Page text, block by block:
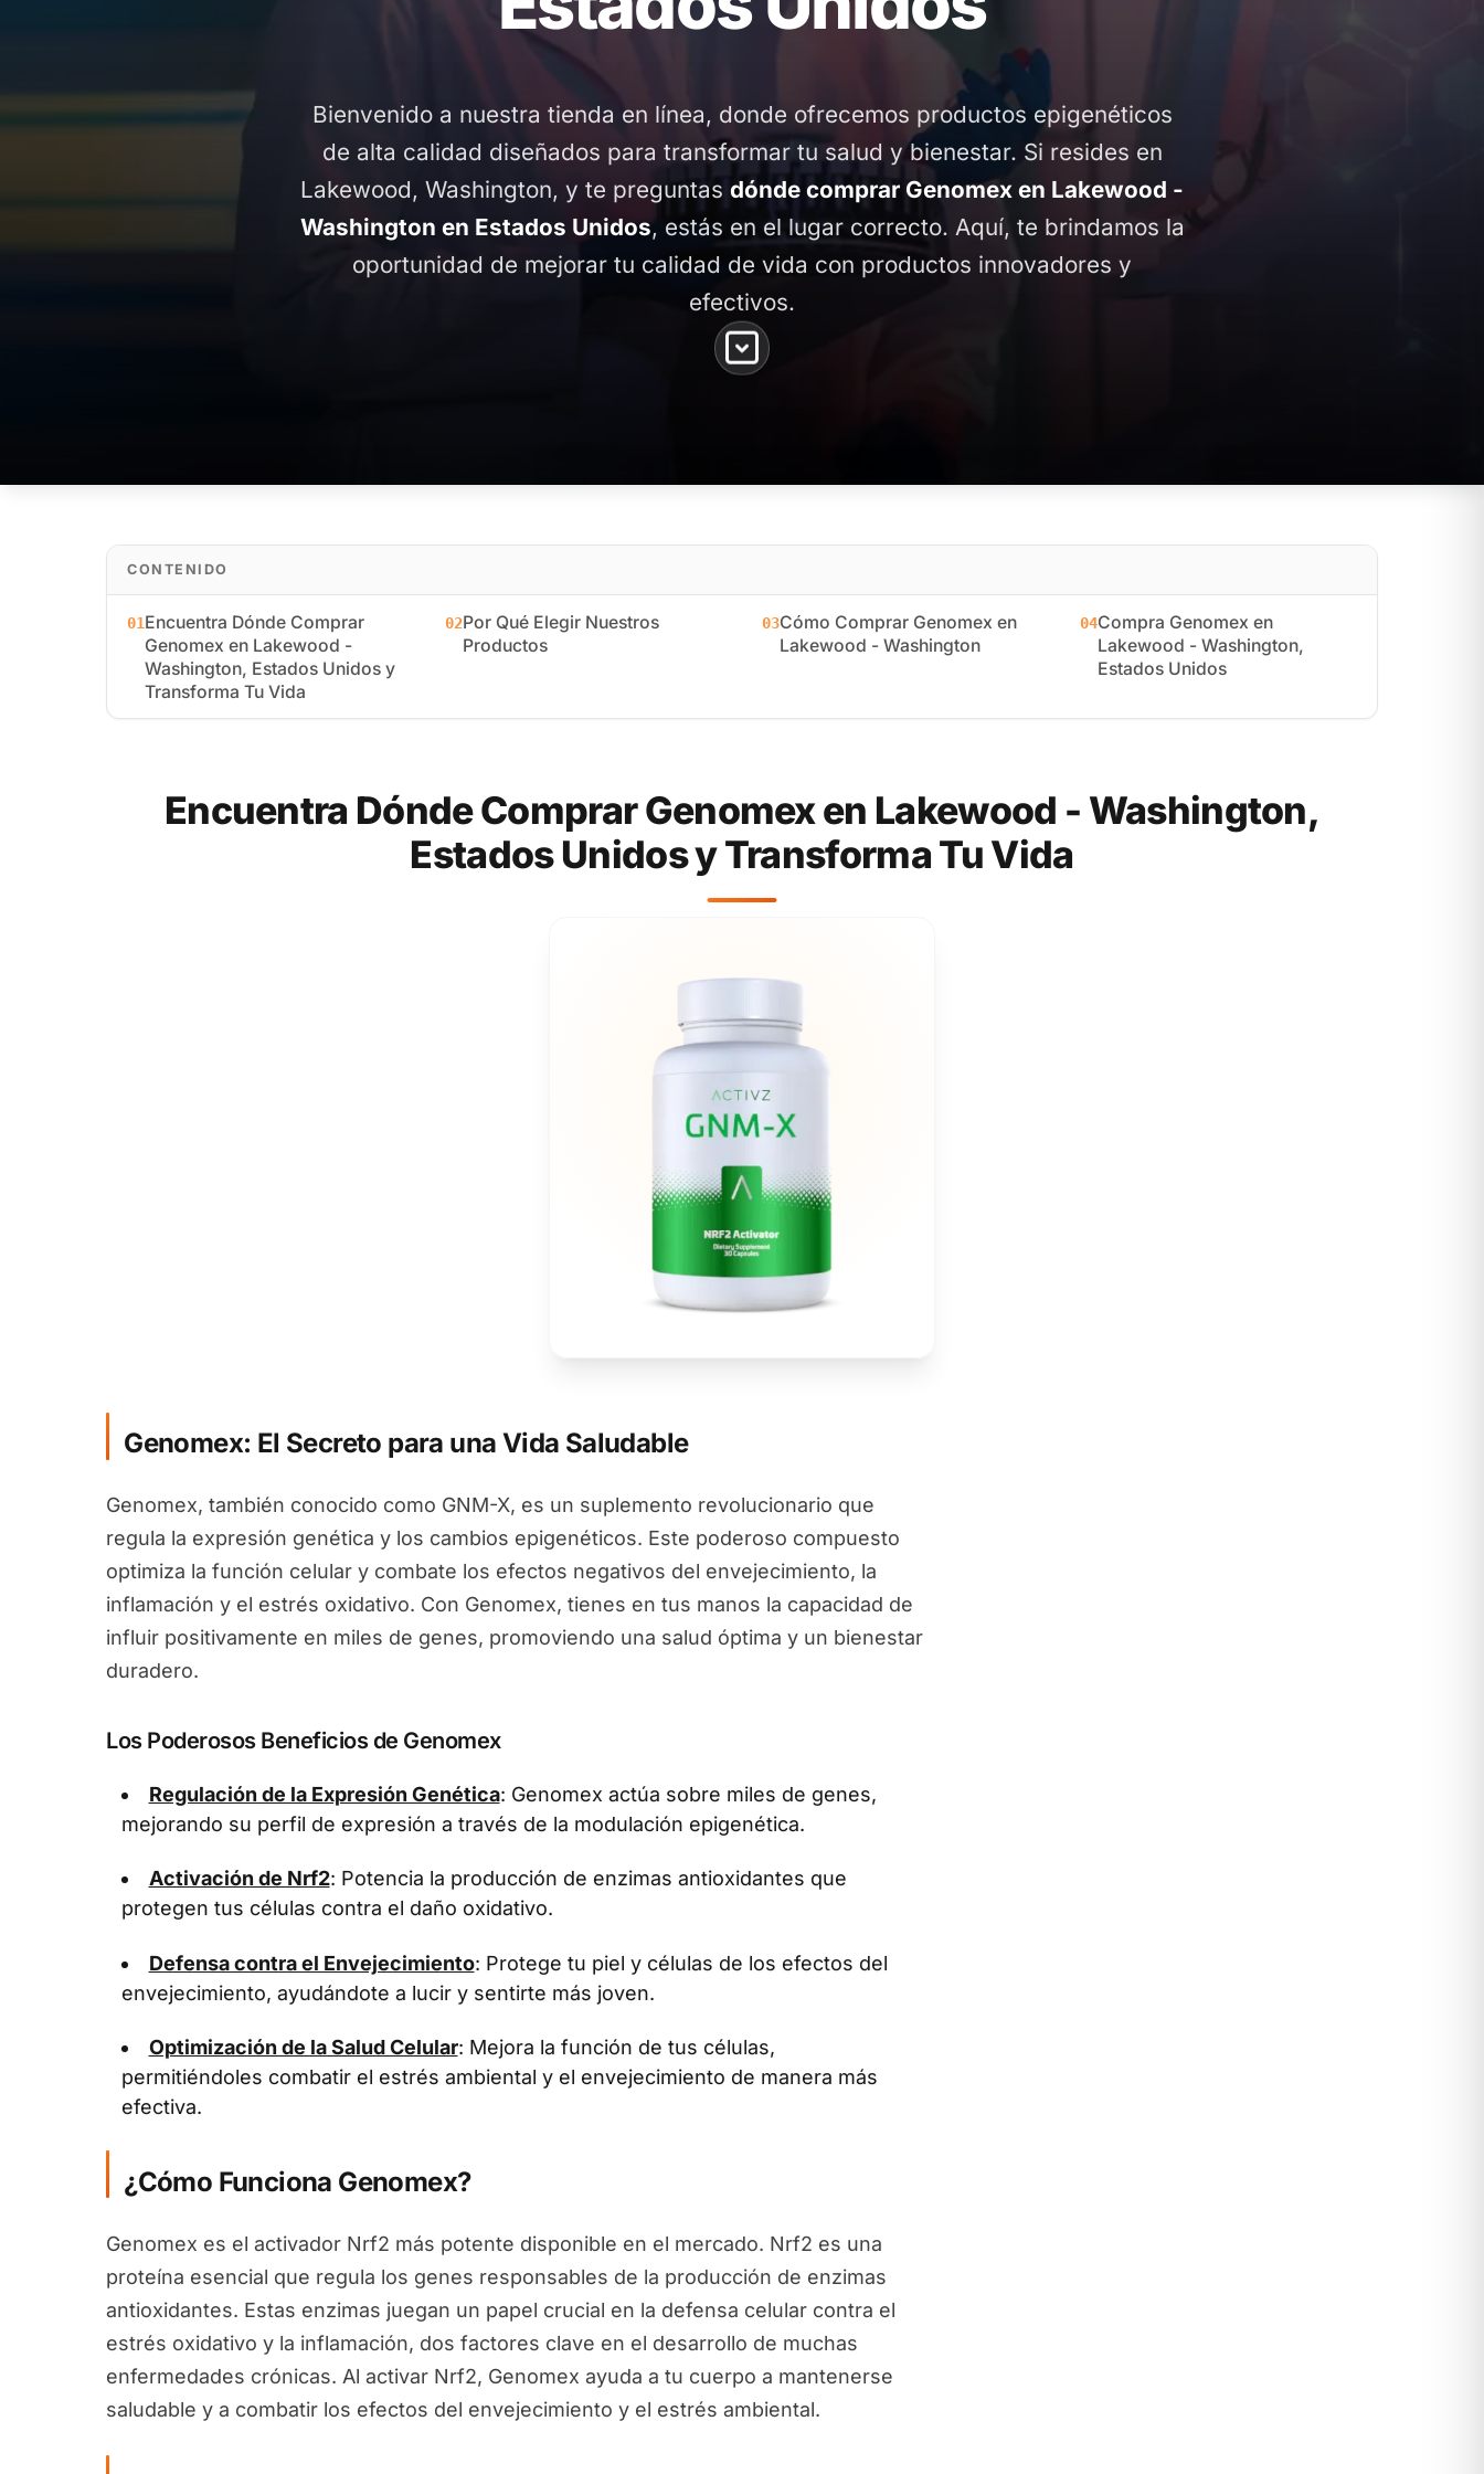
Bienvenido a nuestra tienda en línea, donde ofrecemos productos epigenéticos
de alta calidad diseñados para transformar tu salud y bienestar. Si resides en
Lakewood, Washington, y te preguntas dónde comprar Genomex en Lakewood -
Washington en Estados Unidos, estás en el lugar correcto. Aquí, te brindamos la
oportunidad de mejorar tu calidad de vida con productos innovadores y
efectivos.
CONTENIDO
01Encuentra Dónde Comprar
Genomex en Lakewood -
Washington, Estados Unidos y
Transforma Tu Vida
02Por Qué Elegir Nuestros
Productos
03Cómo Comprar Genomex en
Lakewood - Washington
04Compra Genomex en
Lakewood - Washington,
Estados Unidos
Encuentra Dónde Comprar Genomex en Lakewood - Washington,
Estados Unidos y Transforma Tu Vida
Genomex: El Secreto para una Vida Saludable
Genomex, también conocido como GNM-X, es un suplemento revolucionario que
regula la expresión genética y los cambios epigenéticos. Este poderoso compuesto
optimiza la función celular y combate los efectos negativos del envejecimiento, la
inflamación y el estrés oxidativo. Con Genomex, tienes en tus manos la capacidad de
influir positivamente en miles de genes, promoviendo una salud óptima y un bienestar
duradero.
Los Poderosos Beneficios de Genomex
Regulación de la Expresión Genética: Genomex actúa sobre miles de genes,
mejorando su perfil de expresión a través de la modulación epigenética.
Activación de Nrf2: Potencia la producción de enzimas antioxidantes que
protegen tus células contra el daño oxidativo.
Defensa contra el Envejecimiento: Protege tu piel y células de los efectos del
envejecimiento, ayudándote a lucir y sentirte más joven.
Optimización de la Salud Celular: Mejora la función de tus células,
permitiéndoles combatir el estrés ambiental y el envejecimiento de manera más
efectiva.
¿Cómo Funciona Genomex?
Genomex es el activador Nrf2 más potente disponible en el mercado. Nrf2 es una
proteína esencial que regula los genes responsables de la producción de enzimas
antioxidantes. Estas enzimas juegan un papel crucial en la defensa celular contra el
estrés oxidativo y la inflamación, dos factores clave en el desarrollo de muchas
enfermedades crónicas. Al activar Nrf2, Genomex ayuda a tu cuerpo a mantenerse
saludable y a combatir los efectos del envejecimiento y el estrés ambiental.